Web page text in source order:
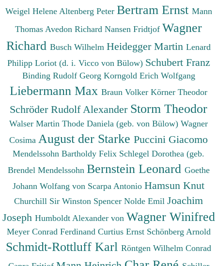
Weigel Helene Altenberg Peter Bertram Ernst Mann
Thomas Avedon Richard Nansen Fridtjof Wagner
Richard Busch Wilhelm Heidegger Martin Lenard
Philipp Loriot (d. i. Vicco von Bülow) Schubert Franz
Binding Rudolf Georg Korngold Erich Wolfgang
Liebermann Max Braun Volker Körner Theodor
Schröder Rudolf Alexander Storm Theodor
Walser Martin Thode Daniela (geb. von Bülow) Wagner
Cosima August der Starke Puccini Giacomo
Mendelssohn Bartholdy Felix Schlegel Dorothea (geb.
Brendel Mendelssohn Bernstein Leonard Goethe
Johann Wolfang von Scarpa Antonio Hamsun Knut
Churchill Sir Winston Spencer Nolde Emil Joachim
Joseph Humboldt Alexander von Wagner Winifred
Meyer Conrad Ferdinand Curtius Ernst Schönberg Arnold
Schmidt-Rottluff Karl Röntgen Wilhelm Conrad